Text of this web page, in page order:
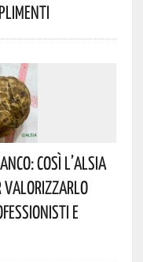
Così L’Alsia
Valorizzarlo
E